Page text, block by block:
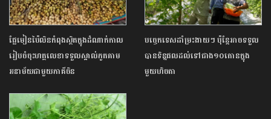
ផ្លែមៀនប៉ៃលិនកំពុងស្ថិតក្នុងដំណាក់កាល
រៀបចំចុះហត្ថលេខាទទួលស្គាល់ភូតគាម
អនាម័យជាមួយភាគីចិន
បច្ចេកទេសដាំម្រះងាយៗ ប៉ុន្តែអាចទទួល
បានទិន្នផលដល់ទៅជាង១០តោនក្នុង
មួយហិចតា